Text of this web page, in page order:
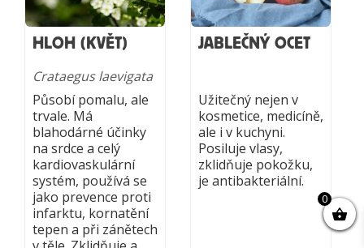
HLOH (KVĚT)
Crataegus laevigata
Působí pomalu, ale
trvale. Má
blahodárné účinky
na srdce a celý
kardiovaskulární
systém, používá se
jako prevence proti
infarktu, kornatění
tepen a při zánětech
JABLEČNÝ OCET
Užitečný nejen v
kosmetice, medicíně,
ale i v kuchyni.
Posiluje vlasy,
zklidňuje pokožku,
je antibakteriální.
0